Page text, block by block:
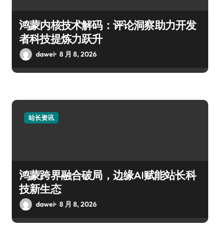
鸿蒙内核技术解码：评论洞察助力开发
者科技提炼力跃升
dawei 8 月 8, 2026
站长资讯
鸿蒙跨界融合破局，边缘AI赋能站长科
技新生态
dawei 8 月 8, 2026